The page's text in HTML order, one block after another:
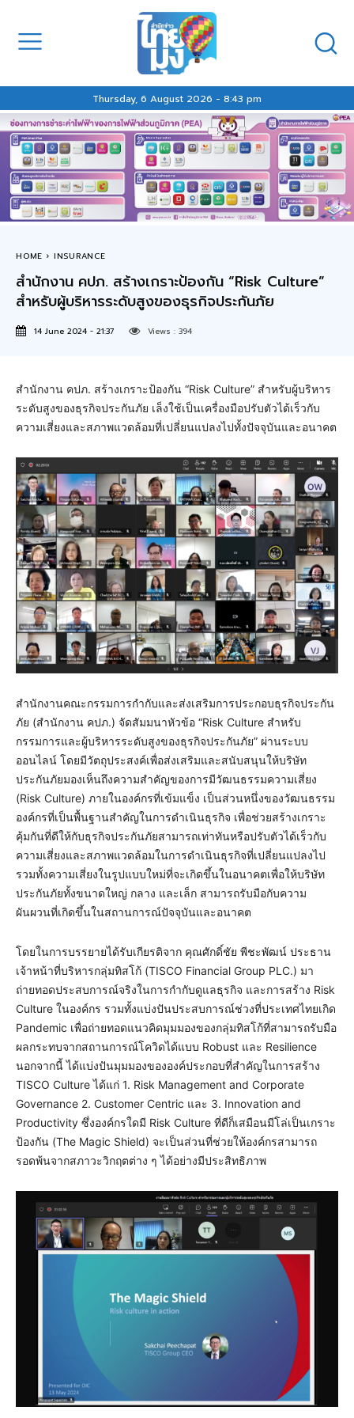
Thursday, 6 August 2026 - 8:43 pm
HOME INSURANCE
สำนักงาน คปภ. สร้างเกราะป้องกัน “Risk Culture”
สำหรับผู้บริหารระดับสูงของธุรกิจประกันภัย
14 June 2024 - 21:37 Views : 394
สำนักงาน คปภ. สร้างเกราะป้องกัน “Risk Culture” สำหรับผู้บริหาร
ระดับสูงของธุรกิจประกันภัย เล็งใช้เป็นเครื่องมือปรับตัวได้เร็วกับ
ความเสี่ยงและสภาพแวดล้อมที่เปลี่ยนแปลงไปทั้งปัจจุบันและอนาคต
สำนักงานคณะกรรมการกำกับและส่งเสริมการประกอบธุรกิจประกัน
ภัย (สำนักงาน คปภ.) จัดสัมมนาหัวข้อ “Risk Culture สำหรับ
กรรมการและผู้บริหารระดับสูงของธุรกิจประกันภัย” ผ่านระบบ
ออนไลน์ โดยมีวัตถุประสงค์เพื่อส่งเสริมและสนับสนุนให้บริษัท
ประกันภัยมองเห็นถึงความสำคัญของการมีวัฒนธรรมความเสี่ยง
(Risk Culture) ภายในองค์กรที่เข้มแข็ง เป็นส่วนหนึ่งของวัฒนธรรม
องค์กรที่เป็นพื้นฐานสำคัญในการดำเนินธุรกิจ เพื่อช่วยสร้างเกราะ
คุ้มกันที่ดีให้กับธุรกิจประกันภัยสามารถเท่าทันหรือปรับตัวได้เร็วกับ
ความเสี่ยงและสภาพแวดล้อมในการดำเนินธุรกิจที่เปลี่ยนแปลงไป
รวมทั้งความเสี่ยงในรูปแบบใหม่ที่จะเกิดขึ้นในอนาคตเพื่อให้บริษัท
ประกันภัยทั้งขนาดใหญ่ กลาง และเล็ก สามารถรับมือกับความ
ผันผวนที่เกิดขึ้นในสถานการณ์ปัจจุบันและอนาคต
โดยในการบรรยายได้รับเกียรติจาก คุณศักดิ์ชัย พีชะพัฒน์ ประธาน
เจ้าหน้าที่บริหารกลุ่มทิสโก้ (TISCO Financial Group PLC.) มา
ถ่ายทอดประสบการณ์จริงในการกำกับดูแลธุรกิจ และการสร้าง Risk
Culture ในองค์กร รวมทั้งแบ่งปันประสบการณ์ช่วงที่ประเทศไทยเกิด
Pandemic เพื่อถ่ายทอดแนวคิดมุมมองของกลุ่มทิสโก้ที่สามารถรับมือ
ผลกระทบจากสถานการณ์โควิดได้แบบ Robust และ Resilience
นอกจากนี้ ได้แบ่งปันมุมมองขององค์ประกอบที่สำคัญในการสร้าง
TISCO Culture ได้แก่ 1. Risk Management and Corporate
Governance 2. Customer Centric และ 3. Innovation and
Productivity ซึ่งองค์กรใดมี Risk Culture ที่ดีก็เสมือนมีโล่เป็นเกราะ
ป้องกัน (The Magic Shield) จะเป็นส่วนที่ช่วยให้องค์กรสามารถ
รอดพ้นจากสภาวะวิกฤตต่าง ๆ ได้อย่างมีประสิทธิภาพ